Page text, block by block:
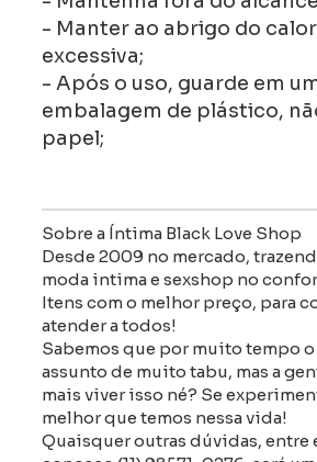
- Manter ao abrigo do calor
excessiva;
- Após o uso, guarde em
embalagem de plástico,
papel;
Sobre a Íntima Black Love Shop
Desde 2009 no mercado,
moda intima e sexshop no
Itens com o melhor preço, para
atender a todos!
Sabemos que por muito tempo
assunto de muito tabu, mas a
mais viver isso né? Se
melhor que temos nessa vida!
Quaisquer outras dúvidas, entre